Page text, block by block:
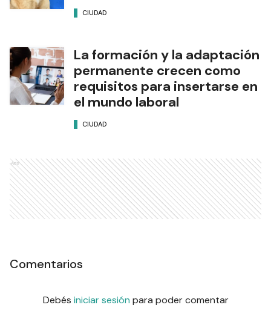
CIUDAD
La formación y la adaptación
permanente crecen como
requisitos para insertarse en
el mundo laboral
CIUDAD
Ads
Comentarios
Debés iniciar sesión para poder comentar